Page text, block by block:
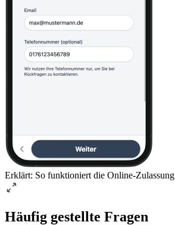
Erklärt: So funktioniert die Online-Zulassung
Häufig gestellte Fragen